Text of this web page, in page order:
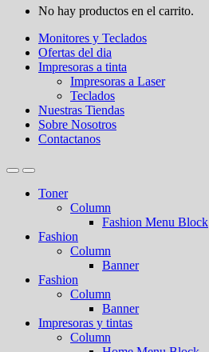
No hay productos en el carrito.
Monitores y Teclados
Ofertas del dia
Impresoras a tinta
Impresoras a Laser
Teclados
Nuestras Tiendas
Sobre Nosotros
Contactanos
Toner
Column
Fashion Menu Block
Fashion
Column
Banner
Fashion
Column
Banner
Impresoras y tintas
Column